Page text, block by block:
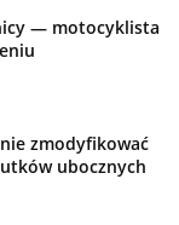
— motocyklista
zmodyfikować
ubocznych